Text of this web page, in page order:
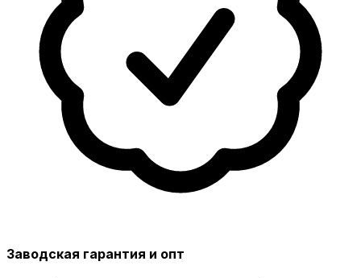
Заводская гарантия и опт